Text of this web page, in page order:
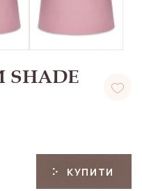
SHADE
КУПИТИ